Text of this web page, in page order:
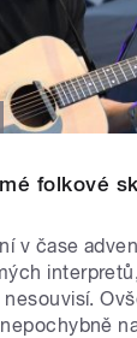
folkové
v čase